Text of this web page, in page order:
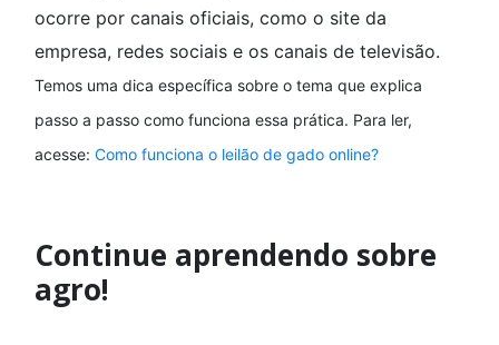
ocorre por canais oficiais, como o site da
empresa, redes sociais e os canais de televisão.
Temos uma dica específica sobre o tema que explica
passo a passo como funciona essa prática. Para ler,
acesse: Como funciona o leilão de gado online?
Continue aprendendo sobre
agro!